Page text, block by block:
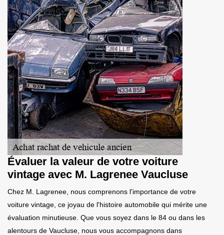
Évaluer la valeur de votre voiture
vintage avec M. Lagrenee Vaucluse
Chez M. Lagrenee, nous comprenons l'importance de votre
voiture vintage, ce joyau de l'histoire automobile qui mérite une
évaluation minutieuse. Que vous soyez dans le 84 ou dans les
alentours de Vaucluse, nous vous accompagnons dans